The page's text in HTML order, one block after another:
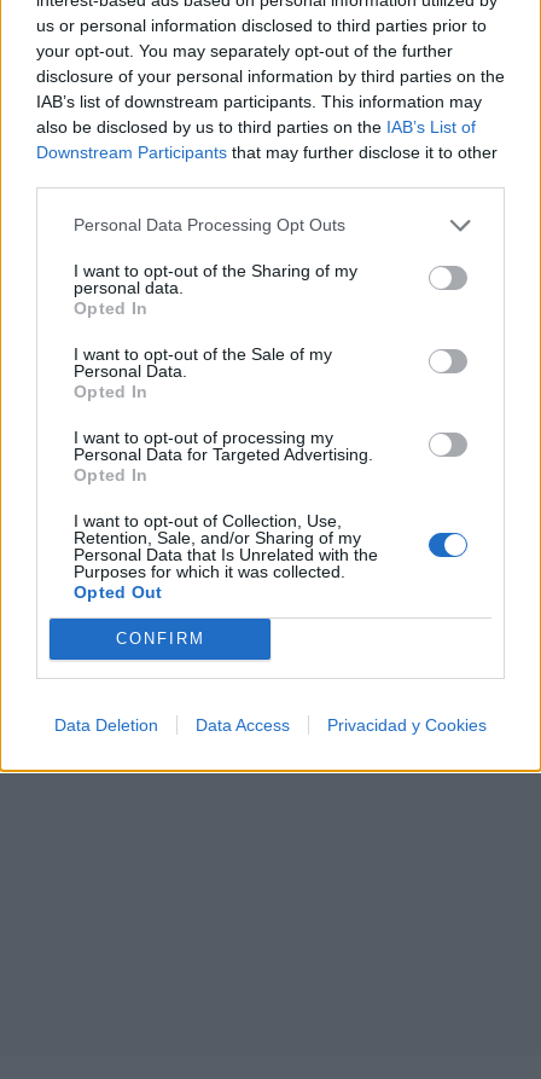
us or personal information disclosed to third parties prior to
your opt-out. You may separately opt-out of the further
disclosure of your personal information by third parties on the
IAB’s list of downstream participants. This information may
also be disclosed by us to third parties on the IAB’s List of
Downstream Participants that may further disclose it to other
Personal Data Processing Opt Outs
I want to opt-out of the Sharing of my
personal data.
Opted In
I want to opt-out of the Sale of my
Personal Data.
Opted In
I want to opt-out of processing my
Personal Data for Targeted Advertising.
Opted In
I want to opt-out of Collection, Use,
Retention, Sale, and/or Sharing of my
Personal Data that Is Unrelated with the
Purposes for which it was collected.
Opted Out
CONFIRM
Data Deletion Data Access Privacidad y Cookies
🪐🚀 Canciones para Ver las Estrellas:
Psicodelia y Space Rock 🎸✨
psicodelia, space rock y atmósferas cósmicas para
tus noches de astronomía. 🪐🎸 Desconecta, mira
al firmamento y siente la gravedad cero. 💾 ¡Guarda
B C D E F G H K
N O P
#